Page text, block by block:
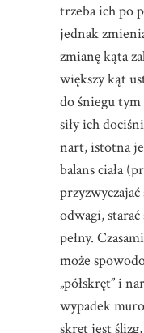
trzeba ich po
jednak
zmianę kąta
większy kąt
do śniegu
siły ich
nart, istotna
balans ciała
odwagi, starać
pełny.
może
„półskręt” i
wypadek
skręt jest